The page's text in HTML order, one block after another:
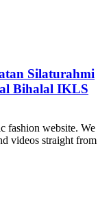
Silaturahmi
Bihalal IKLS
fashion website. We
videos straight from